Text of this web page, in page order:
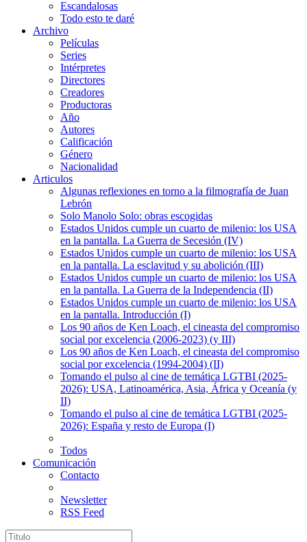
Escandalosas
Todo esto te daré
Archivo
Películas
Series
Intérpretes
Directores
Creadores
Productoras
Año
Autores
Calificación
Género
Nacionalidad
Articulos
Algunas reflexiones en torno a la filmografía de Juan
Lebrón
Solo Manolo Solo: obras escogidas
Estados Unidos cumple un cuarto de milenio: los USA
en la pantalla. La Guerra de Secesión (IV)
Estados Unidos cumple un cuarto de milenio: los USA
en la pantalla. La esclavitud y su abolición (III)
Estados Unidos cumple un cuarto de milenio: los USA
en la pantalla. La Guerra de la Independencia (II)
Estados Unidos cumple un cuarto de milenio: los USA
en la pantalla. Introducción (I)
Los 90 años de Ken Loach, el cineasta del compromiso
social por excelencia (2006-2023) (y III)
Los 90 años de Ken Loach, el cineasta del compromiso
social por excelencia (1994-2004) (II)
Tomando el pulso al cine de temática LGTBI (2025-
2026): USA, Latinoamérica, Asia, África y Oceanía (y
II)
Tomando el pulso al cine de temática LGTBI (2025-
2026): España y resto de Europa (I)
Todos
Comunicación
Contacto
Newsletter
RSS Feed